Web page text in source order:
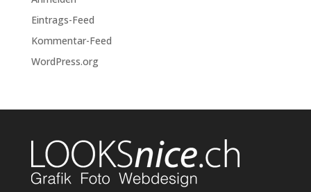
Eintrags-Feed
Kommentar-Feed
WordPress.org